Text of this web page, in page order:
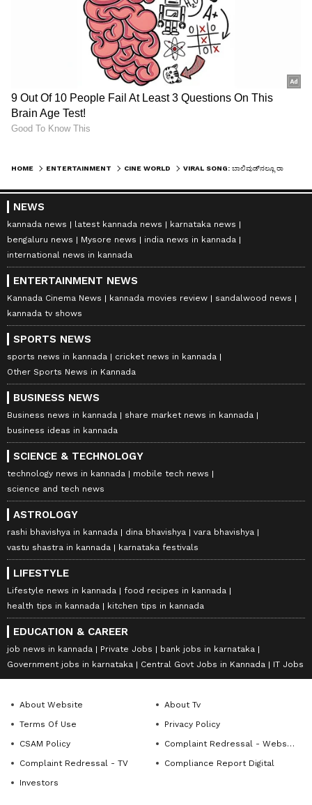
HOME ENTERTAINMENT CINE WORLD
NEWS
kannada news latest kannada news
karnataka news
bengaluru news
Mysore news
india news in kannada
international news in kannada
ENTERTAINMENT NEWS
Kannada Cinema News kannada movies review
sandalwood news
kannada tv shows
SPORTS NEWS
sports news in kannada
cricket news in kannada
Other Sports News in Kannada
BUSINESS NEWS
Business news in kannada
share market news in kannada
business ideas in kannada
SCIENCE & TECHNOLOGY
technology news in kannada
mobile tech news
science and tech news
ASTROLOGY
rashi bhavishya in kannada dina bhavishya
vara bhavishya
vastu shastra in kannada
karnataka festivals
LIFESTYLE
Lifestyle news in kannada
food recipes in kannada
health tips in kannada
kitchen tips in kannada
EDUCATION & CAREER
job news in kannada Private Jobs
bank jobs in karnataka
Government jobs in karnataka
Central Govt Jobs in Kannada IT Jobs
About Website
About Tv
Terms Of Use
Privacy Policy
CSAM Policy
Complaint Redressal - Website
Complaint Redressal - TV
Compliance Report Digital
Investors